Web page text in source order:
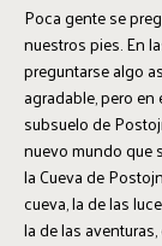
Poca gente se
nuestros pies. En
preguntarse algo
agradable, pero
subsuelo de
nuevo mundo que
la Cueva de
cueva, la de las
la de las